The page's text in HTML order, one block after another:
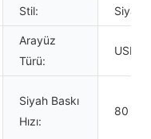
Stil: Siyah
Arayüz
Türü:
Siyah Baskı
Hızı:
80